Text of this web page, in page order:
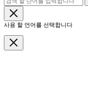
사용 할 언어를 선택합니다